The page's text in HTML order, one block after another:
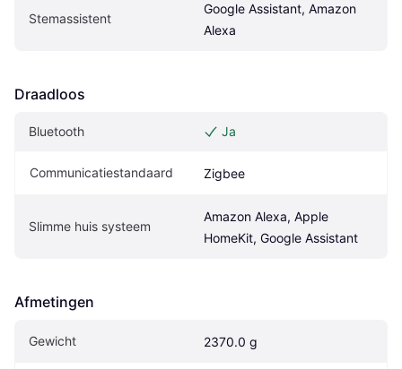
Stemassistent
Google Assistant, Amazon
Alexa
Draadloos
Bluetooth Ja
Communicatiestandaard Zigbee
Slimme huis systeem
Amazon Alexa, Apple
HomeKit, Google Assistant
Afmetingen
Gewicht 2370.0 g